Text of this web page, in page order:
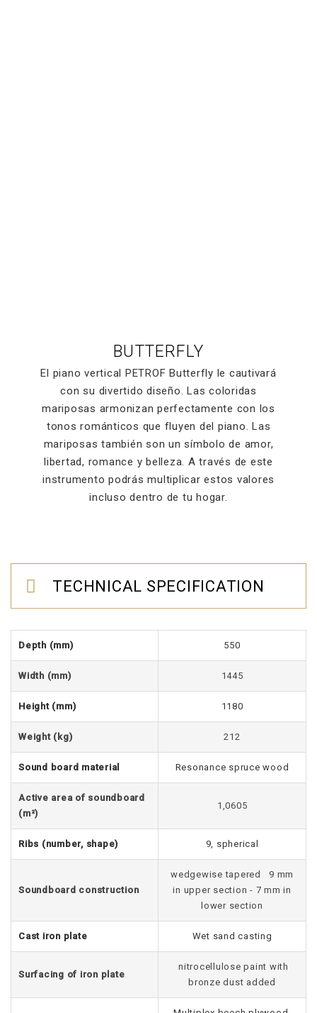
BUTTERFLY
El piano vertical PETROF Butterfly le cautivará
con su divertido diseño. Las coloridas
mariposas armonizan perfectamente con los
tonos románticos que fluyen del piano. Las
mariposas también son un símbolo de amor,
libertad, romance y belleza. A través de este
instrumento podrás multiplicar estos valores
incluso dentro de tu hogar.
TECHNICAL SPECIFICATION
Depth (mm) 550
Width (mm) 1445
Height (mm) 1180
Weight (kg) 212
Sound board material Resonance spruce wood
Active area of soundboard
(m²)
1,0605
Ribs (number, shape) 9, spherical
Soundboard construction
wedgewise tapered 9 mm
in upper section - 7 mm in
lower section
Cast iron plate Wet sand casting
Surfacing of iron plate
nitrocellulose paint with
bronze dust added